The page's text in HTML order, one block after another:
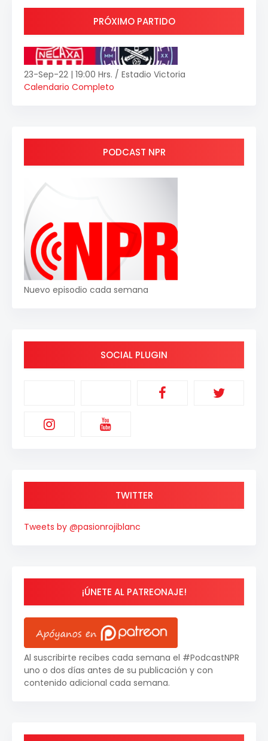
PRÓXIMO PARTIDO
23-Sep-22 | 19:00 Hrs. / Estadio Victoria
Calendario Completo
PODCAST NPR
Nuevo episodio cada semana
SOCIAL PLUGIN
TWITTER
Tweets by @pasionrojiblanc
¡ÚNETE AL PATREONAJE!
Al suscribirte recibes cada semana el #PodcastNPR
uno o dos días antes de su publicación y con
contenido adicional cada semana.